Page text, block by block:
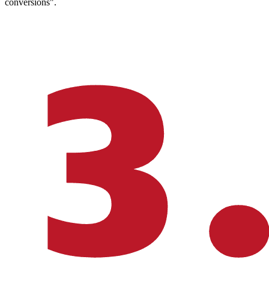
conversions".